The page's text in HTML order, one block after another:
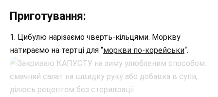
Приготування:
1. Цибулю нарізаємо чверть-кільцями. Моркву
натираємо на тертці для “моркви по-корейськи“.